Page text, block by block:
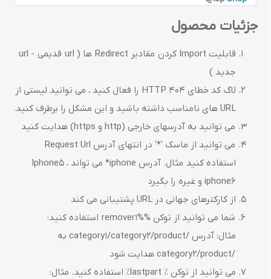
جزئیات محصول
قابلیت Import کردن مقادیر Redirect ها ( url قدیمی - url
جدید )
لاگ کد خطای HTTP 404 را فعال کنید ، می توانید لیستی از
URL های نامناسب داشته باشید و این مشکل را برطرف کنید.
می توانید به آدرسهای خارجی (http و https) هدایت کنید
می توانید از ماسک '*' در انتهای آدرس Request Url
استفاده کنید مثال. آدرس iphone* می تواند Iphone5 ،
iphone6 ​​و غیره را بگیرد
از کارکترهای جهانی در URL پشتیبانی می کند
شما می توانید از توکن %remover1% استفاده کنید:
مثال: آدرس /category1/category2/product به
/category2/product هدایت شود
می توانید از توکن ٪ lastpart٪ استفاده کنید. مثال: